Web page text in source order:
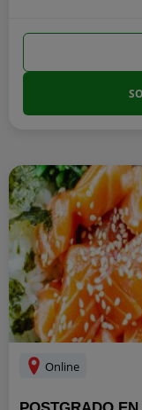
Online